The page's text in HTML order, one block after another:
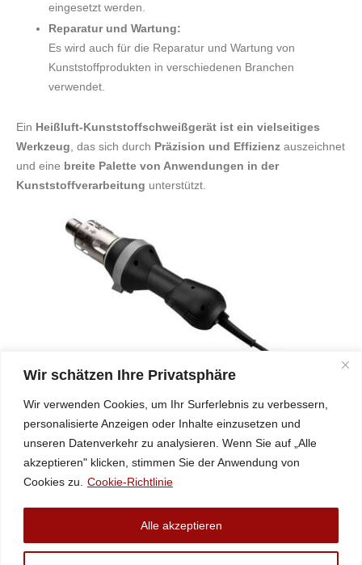
Wir schätzen Ihre Privatsphäre
Wir verwenden Cookies, um Ihr Surferlebnis zu verbessern,
personalisierte Anzeigen oder Inhalte einzusetzen und
unseren Datenverkehr zu analysieren. Wenn Sie auf „Alle
akzeptieren" klicken, stimmen Sie der Anwendung von
Cookies zu.
Cookie-Richtlinie
Alle akzeptieren
eingesetzt werden.
Reparatur und Wartung:
Es wird auch für die Reparatur und Wartung von
Kunststoffprodukten in verschiedenen Branchen
verwendet.
Ein Heißluft-Kunststoffschweißgerät ist ein vielseitiges
Werkzeug, das sich durch Präzision und Effizienz auszeichnet
und eine breite Palette von Anwendungen in der
Kunststoffverarbeitung unterstützt.
+43 (2758) 34994
moc.scitsalpuka
@eciffo